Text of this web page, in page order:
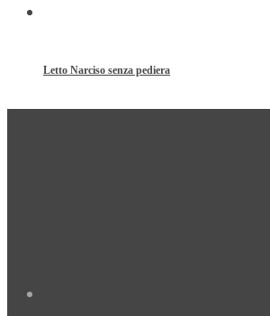
Letto Narciso senza pediera